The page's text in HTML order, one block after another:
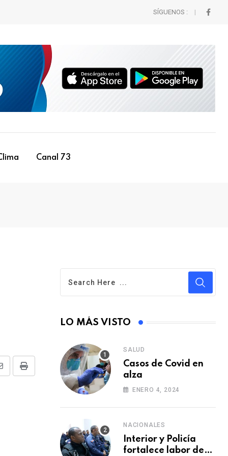
SÍGUENOS :
Canal 73
P
LO MÁS VISTO
SALUD
Casos de Covid en
alza
ENERO 4, 2024
NACIONALES
Interior y Policía
fortalece labor de